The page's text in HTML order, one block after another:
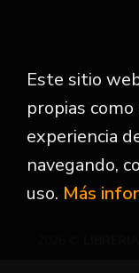
Este sitio
propias
experiencia
navegando,
uso. Más